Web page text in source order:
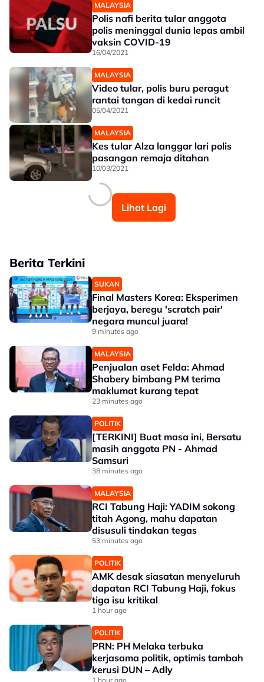
MALAYSIA
Polis nafi berita tular anggota
polis meninggal dunia lepas ambil
vaksin COVID-19
16/04/2021
MALAYSIA
Video tular, polis buru peragut
rantai tangan di kedai runcit
05/04/2021
MALAYSIA
Kes tular Alza langgar lari polis
pasangan remaja ditahan
10/03/2021
Lihat Lagi
Berita Terkini
SUKAN
Final Masters Korea: Eksperimen
berjaya, beregu 'scratch pair'
negara muncul juara!
9 minutes ago
MALAYSIA
Penjualan aset Felda: Ahmad
Shabery bimbang PM terima
maklumat kurang tepat
23 minutes ago
POLITIK
[TERKINI] Buat masa ini, Bersatu
masih anggota PN - Ahmad
Samsuri
38 minutes ago
MALAYSIA
RCI Tabung Haji: YADIM sokong
titah Agong, mahu dapatan
disusuli tindakan tegas
53 minutes ago
POLITIK
AMK desak siasatan menyeluruh
dapatan RCI Tabung Haji, fokus
tiga isu kritikal
1 hour ago
POLITIK
PRN: PH Melaka terbuka
kerjasama politik, optimis tambah
kerusi DUN – Adly
1 hour ago